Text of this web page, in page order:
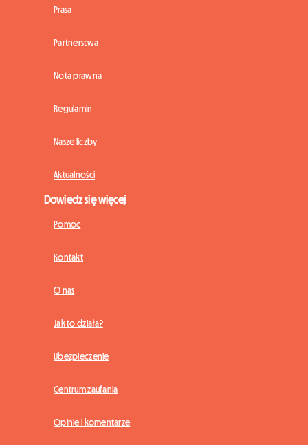
Prasa
Partnerstwa
Nota prawna
Regulamin
Nasze liczby
Aktualności
Dowiedz się więcej
Pomoc
Kontakt
O nas
Jak to działa?
Ubezpieczenie
Centrum zaufania
Opinie i komentarze